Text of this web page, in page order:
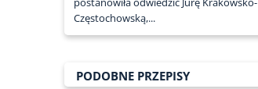
Częstochowską,...
PODOBNE PRZEPISY